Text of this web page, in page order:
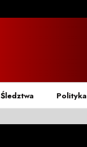
Śledztwa Polityka